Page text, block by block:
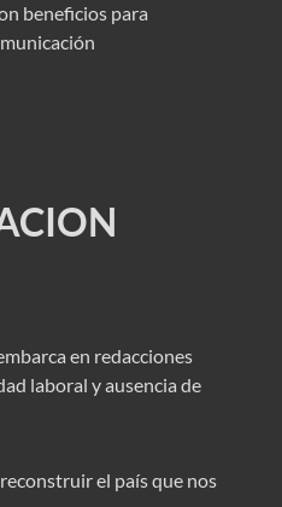
beneficios para
en redacciones
laboral y ausencia de
el país que nos